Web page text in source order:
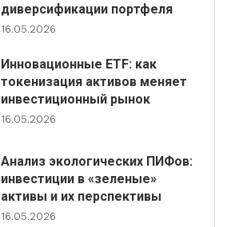
диверсификации портфеля
16.05.2026
Инновационные ETF: как
токенизация активов меняет
инвестиционный рынок
16.05.2026
Анализ экологических ПИФов:
инвестиции в «зеленые»
активы и их перспективы
16.05.2026